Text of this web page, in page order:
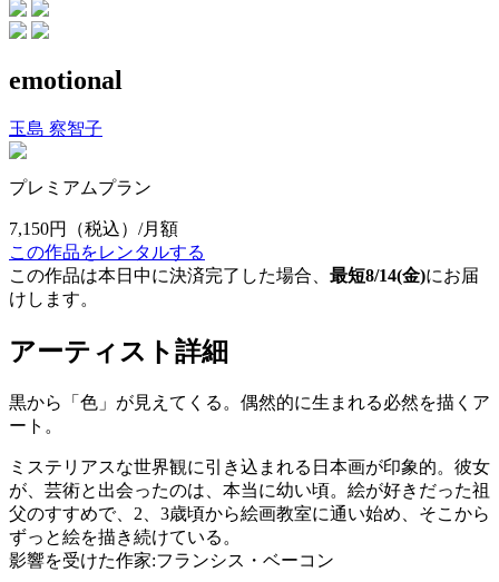
emotional
玉島 察智子
プレミアムプラン
7,150円
（税込）/月額
この作品をレンタルする
この作品は本日中に決済完了した場合、 最短8/14(金)にお届
けします。
アーティスト詳細
黒から「色」が見えてくる。偶然的に生まれる必然を描くア
ート。
ミステリアスな世界観に引き込まれる日本画が印象的。彼女
が、芸術と出会ったのは、本当に幼い頃。絵が好きだった祖
父のすすめで、2、3歳頃から絵画教室に通い始め、そこから
ずっと絵を描き続けている。
影響を受けた作家:フランシス・ベーコン